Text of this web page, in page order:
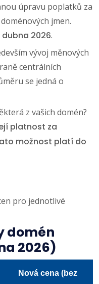
úpravu poplatků za
jmen.
dubna 2026.
vývoj měnových
centrálních
se jedná o
z vašich domén?
platnost za
možnost platí do
pro jednotlivé
domén
2026)
Nová cena (bez